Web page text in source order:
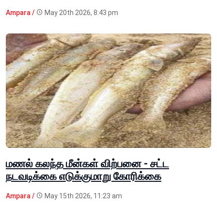
Ampara / May 20th 2026, 8:43 pm
மணல் கலந்த மீன்கள் விற்பனை - சட்ட
நடவடிக்கை எடுக்குமாறு கோரிக்கை
Ampara / May 15th 2026, 11:23 am